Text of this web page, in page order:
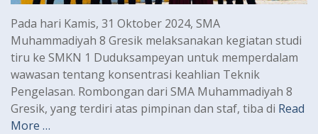
Pada hari Kamis, 31 Oktober 2024, SMA
Muhammadiyah 8 Gresik melaksanakan kegiatan studi
tiru ke SMKN 1 Duduksampeyan untuk memperdalam
wawasan tentang konsentrasi keahlian Teknik
Pengelasan. Rombongan dari SMA Muhammadiyah 8
Gresik, yang terdiri atas pimpinan dan staf, tiba di Read
More …